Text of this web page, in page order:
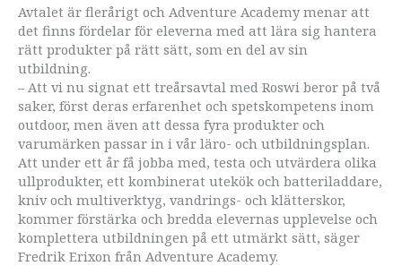
Avtalet är flerårigt och Adventure Academy menar att
det finns fördelar för eleverna med att lära sig hantera
rätt produkter på rätt sätt, som en del av sin
utbildning.
– Att vi nu signat ett treårsavtal med Roswi beror på två
saker, först deras erfarenhet och spetskompetens inom
outdoor, men även att dessa fyra produkter och
varumärken passar in i vår läro- och utbildningsplan.
Att under ett år få jobba med, testa och utvärdera olika
ullprodukter, ett kombinerat utekök och batteriladdare,
kniv och multiverktyg, vandrings- och klätterskor,
kommer förstärka och bredda elevernas upplevelse och
komplettera utbildningen på ett utmärkt sätt, säger
Fredrik Erixon från Adventure Academy.